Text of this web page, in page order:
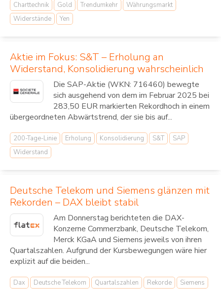
Charttechnik Gold Trendumkehr
Währungsmarkt
Widerstände
Yen
Aktie im Fokus: S&T – Erholung an
Widerstand, Konsolidierung wahrscheinlich
Die SAP-Aktie (WKN: 716460) bewegte
sich ausgehend von dem im Februar 2025 bei
283,50 EUR markierten Rekordhoch in einem
übergeordneten Abwärtstrend, der sie bis auf...
200-Tage-Linie Erholung Konsolidierung S&T
SAP
Widerstand
Deutsche Telekom und Siemens glänzen mit
Rekorden – DAX bleibt stabil
Am Donnerstag berichteten die DAX-
Konzerne Commerzbank, Deutsche Telekom,
Merck KGaA und Siemens jeweils von ihren
Quartalszahlen. Aufgrund der Kursbewegungen wäre hier
explizit auf die beiden...
Dax Deutsche Telekom Quartalszahlen Rekorde Siemens